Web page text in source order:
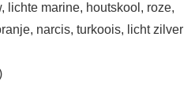
lichte marine, houtskool, roze,
narcis, turkoois, licht zilver